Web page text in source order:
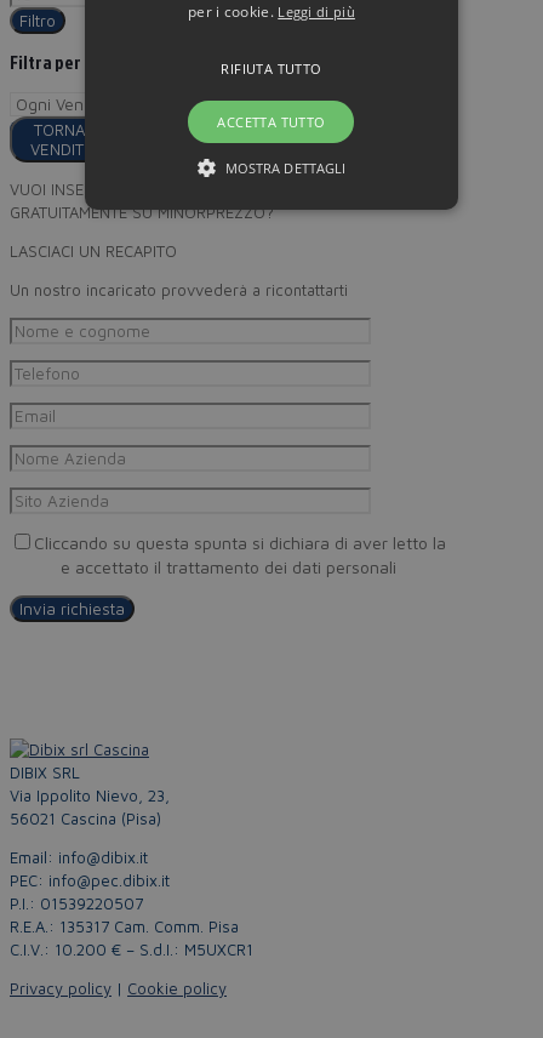
Filtro
Filtra per
TORNA AI
VENDITORI
VUOI INSERIRE I TUOI PRODOTTI
GRATUITAMENTE SU MINORPREZZO?
LASCIACI UN RECAPITO
Un nostro incaricato provvederà a ricontattarti
Cliccando su questa spunta si dichiara di aver letto la
e accettato il trattamento dei dati personali
DIBIX SRL
Via Ippolito Nievo, 23,
56021 Cascina (Pisa)
Email: info@dibix.it
PEC: info@pec.dibix.it
P.I.: 01539220507
R.E.A.: 135317 Cam. Comm. Pisa
C.I.V.: 10.200 € – S.d.I.: M5UXCR1
Privacy policy | Cookie policy
per i cookie. Leggi di più
ACCETTA TUTTO
RIFIUTA TUTTO
MOSTRA DETTAGLI